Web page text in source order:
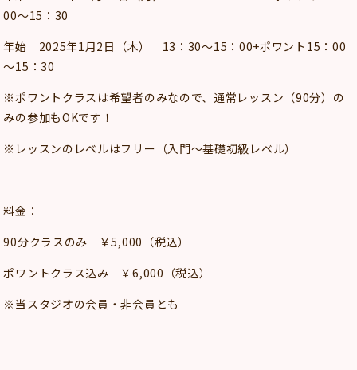
00～15：30
年始 2025年1月2日（木） 13：30～15：00+ポワント15：00
～15：30
※ポワントクラスは希望者のみなので、通常レッスン（90分）の
みの参加もOKです！
※レッスンのレベルはフリー（入門～基礎初級レベル）
料金：
90分クラスのみ ￥5,000（税込）
ポワントクラス込み ￥6,000（税込）
※当スタジオの会員・非会員とも